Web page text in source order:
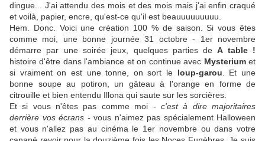
dingue... J'ai attendu des mois et des mois mais j'ai enfin craqué
et voilà, papier, encre, qu'est-ce qu'il est beauuuuuuuuu.
Hem. Donc. Voici une création 100 % de saison. Si vous êtes
comme moi, une bonne journée 31 octobre - 1er novembre
démarre par une soirée jeux, quelques parties deA table !
histoire d'être dans l'ambiance et on continue avec Mysteriumet
si vraiment on est une tonne, on sort le loup-garou . Et une
bonne soupe au potiron, un gâteau à l'orange en forme de
citrouille et bien entendu Illona qui saute sur les sorcières.
Et si vous n'êtes pas comme moi - c'est à dire majoritaires
derrière vos écrans -vous n'aimez pas spécialement Halloween
et vous n'allez pas au cinéma le 1er novembre ou dans votre